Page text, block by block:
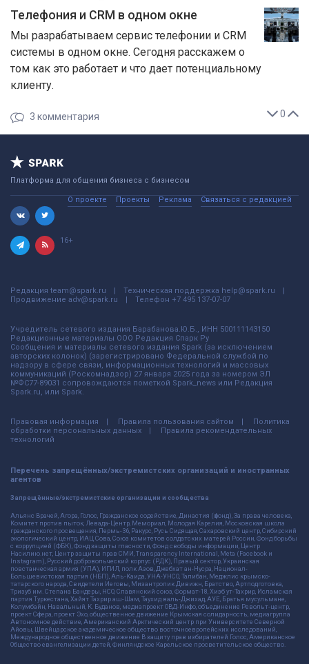
Телефония и CRM в одном окне
Мы разрабатываем сервис телефонии и CRM
системы в одном окне. Сегодня расскажем о
том как это работает и что дает потенциальному
клиенту.
0
3 комментария
Платформа для общения бизнеса с бизнесом
О проекте Проекты Реклама Связаться с редакцией
16+
Редакция team@spark.ru Техническая поддержка help@spark.ru
Продвижение adv@spark.ru Телефон +7 495 137-07-07
Учредитель сетевого издания Барабанова.Ю.Б., ИНН 500111143150
Редакционные материалы ООО Редакция Спарк Ру
Сообщения и материалы сетевого издания Spark (за исключением
авторских колонок) (зарегистрировано Федеральной службой по
надзору в сфере связи, информационных технологий и массовых
коммуникаций (Роскомнадзор) 27 января 2025 года за номером ЭЛ
№ФС77-89031 сопровождаются пометкой Spark_news или Редакция
Spark.ru, или Spark.
Правовая информация Правила пользования сайтом
Политика
обработки персональных данных
Правила рекомендательных
технологий
Перечень запрещённых/экстремистских организаций и иностранных
агентов
Запрещённые/экстремистские организации и сообщества
Альянс Врачей, Агора, Голос, Гражданское содействие, Династия (фонд), За права человека,
Комитет против пыток, Левада-Центр, Мемориал, Молодая Карелия, Московская школа
гражданского просвещения, Пермь-36, Ракурс, Русь Сидящая, Сахаровский центр, Сибирский
экологический центр, ИАЦ Сова, Союз комитетов солдатских матерей России, Фонд борьбы
с коррупцией (ФБК), Фонд защиты гласности, Фонд свободы информации, Центр
Насилию.нет, Центр защиты прав СМИ, Transparency International, Meta (Facebook и
Instagram), Русский добровольческий корпус (РДК), Правый сектор, Украинская
повстанческая армия (УПА), ИГИЛ, полк Азов, Джебхат ан-Нусра, Национал-
Большевистская партия (НБП), Аль-Каида, УНА-УНСО, Талибан, Меджлис крымско-
татарского народа, Свидетели Иеговы, Мизантропик Дивижн, Братство, Артподготовка,
Тризуб им. Степана Бандеры, НСО, Славянский союз, Формат-18, Хизб ут-Тахрир, Исламская
партия Туркестана, Хайят Тахрир аш-Шам, Таухид валь-Джихад, АУЕ, Братья мусульмане,
Колумбайн, Навальный, К. Буданов, медиапроект ОВД-Инфо, объединение Револьт-центр,
проект Сфера, проект Эхо, общественное движение Крымская солидарность, медиагруппа
Автономное действие, Американский Арктический центр при Университете Северной
Айовы, Швейцарское академическое общество восточноевропейских исследований,
Международное общественное движение В защиту прав избирателей Голос, Американское
Общество евангелизации детей, Финляндское Карельское просветительское общество.